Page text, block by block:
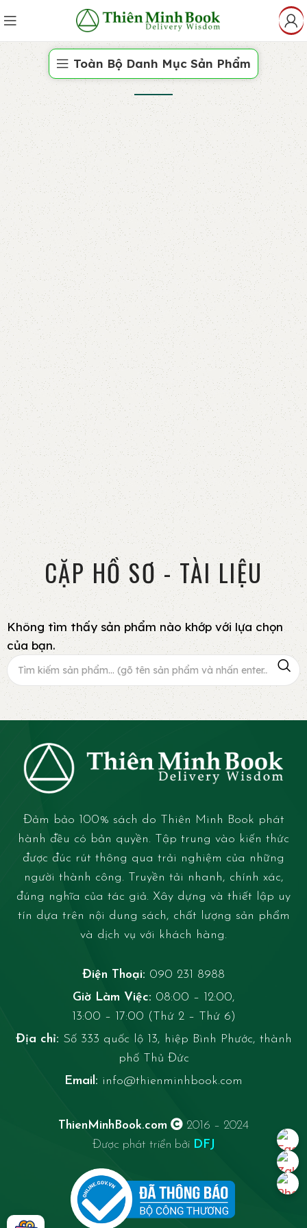
Toàn Bộ Danh Mục Sản Phẩm
CẶP HỒ SƠ - TÀI LIỆU
Không tìm thấy sản phẩm nào khớp với lựa chọn
của bạn.
Đảm bảo 100% sách do Thiên Minh Book phát
hành đều có bản quyền. Tập trung vào kiến thức
được đúc rút thông qua trải nghiệm của những
người thành công. Truyền tải nhanh, chính xác,
đúng nghĩa của tác giả. Xây dựng và thiết lập uy
tín dựa trên nội dung sách, chất lượng sản phẩm
và dịch vụ với khách hàng.
Điện Thoại: 090 231 8988
Giờ Làm Việc: 08:00 – 12:00,
13:00 – 17:00 (Thứ 2 – Thứ 6)
Địa chỉ: Số 333 quốc lộ 13, hiệp Bình Phước, thành
phố Thủ Đức
Email: info@thienminhbook.com
ThienMinhBook.com
2016 – 2024
Được phát triển bởi DFJ